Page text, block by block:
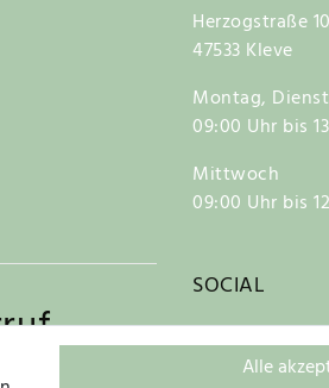
Herzogstraße 10
47533 Kleve
Montag,
09:00 Uhr bis
Mittwoch
09:00 Uhr bis
SOCIAL
Alle